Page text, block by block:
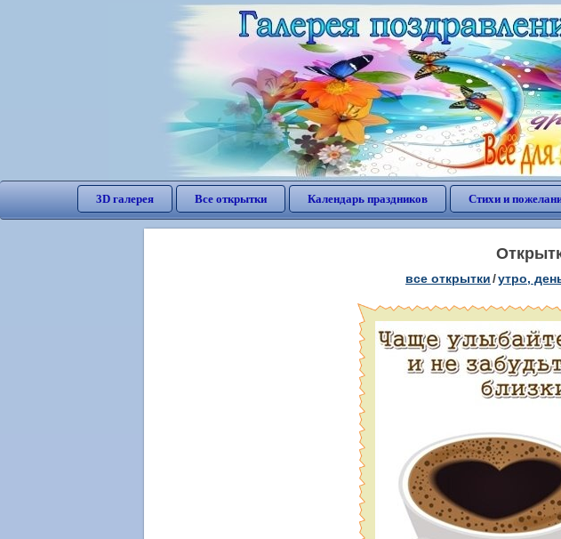
3D галерея Все открытки Календарь праздников Стихи и
все открытки/утро,